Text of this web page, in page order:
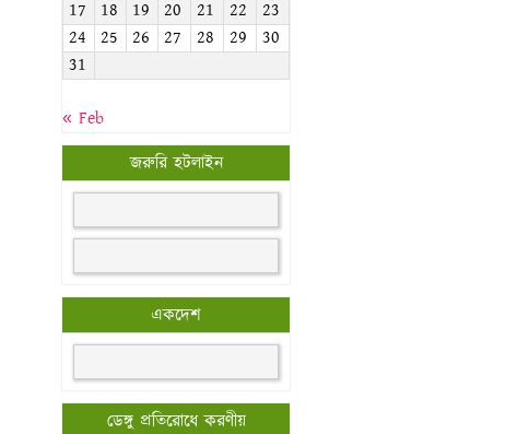
17
18 19 20 21 22
23
24
25 26 27 28 29
30
31
« Feb
জরুরি হটলাইন
একদেশ
ডেঙ্গু প্রতিরোধে করণীয়